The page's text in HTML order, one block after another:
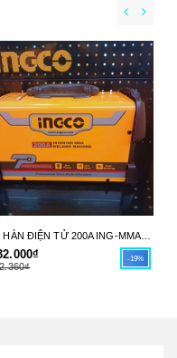
-19%